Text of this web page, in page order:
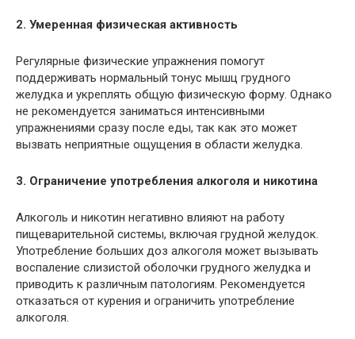
2. Умеренная физическая активность
Регулярные физические упражнения помогут
поддерживать нормальный тонус мышц грудного
желудка и укреплять общую физическую форму. Однако
не рекомендуется заниматься интенсивными
упражнениями сразу после еды, так как это может
вызвать неприятные ощущения в области желудка.
3. Ограничение употребления алкоголя и никотина
Алкоголь и никотин негативно влияют на работу
пищеварительной системы, включая грудной желудок.
Употребление больших доз алкоголя может вызывать
воспаление слизистой оболочки грудного желудка и
приводить к различным патологиям. Рекомендуется
отказаться от курения и ограничить употребление
алкоголя.